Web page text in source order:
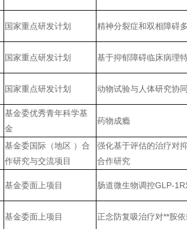
国家重点研发计划 精神分裂症和双相障碍
国家重点研发计划 基于抑郁障碍临床病理
国家重点研发计划 动物试验与人体研究协
基金委优秀青年科学基
金
药物成瘾
基金委国际（地区 ）合
作研究与交流项目
强化基于评估的治疗对
合作研究
基金委面上项目 肠道微生物调控GLP-
基金委面上项目 正念防复吸治疗对**胺